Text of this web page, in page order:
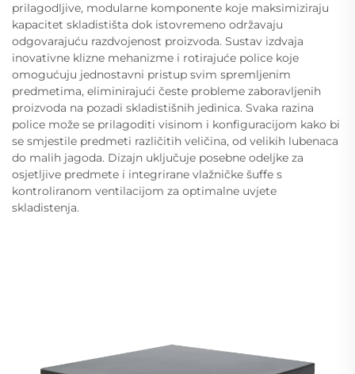
prilagodljive, modularne komponente koje maksimiziraju
kapacitet skladistišta dok istovremeno održavaju
odgovarajuću razdvojenost proizvoda. Sustav izdvaja
inovativne klizne mehanizme i rotirajuće police koje
omogućuju jednostavni pristup svim spremljenim
predmetima, eliminirajući česte probleme zaboravljenih
proizvoda na pozadi skladistišnih jedinica. Svaka razina
police može se prilagoditi visinom i konfiguracijom kako bi
se smjestile predmeti različitih veličina, od velikih lubenaca
do malih jagoda. Dizajn uključuje posebne odeljke za
osjetljive predmete i integrirane vlažničke šuffe s
kontroliranom ventilacijom za optimalne uvjete
skladistenja.